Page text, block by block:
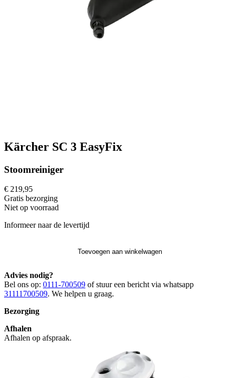
Kärcher SC 3 EasyFix
Stoomreiniger
€ 219,95
Gratis bezorging
Niet op voorraad
Informeer naar de levertijd
Toevoegen aan winkelwagen
Advies nodig?
Bel ons op: 0111-700509 of stuur een bericht via whatsapp
31111700509. We helpen u graag.
Bezorging
Afhalen
Afhalen op afspraak.